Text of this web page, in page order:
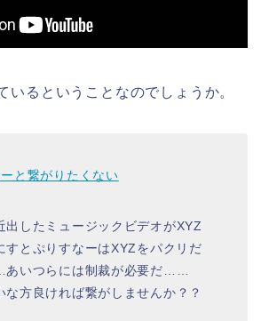
いるということなのでしょうか。
と繋がりたくない
出したミュージックビデオがXYZ
すとぷりすなーはXYZをパクリだ
いつらには制裁が必要だ……
な方良ければ繋がしませんか？？